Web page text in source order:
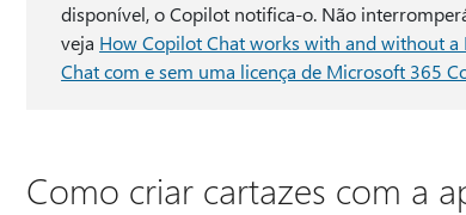
disponível, o Copilot notifica-o. Não
veja How Copilot Chat works with and without
Chat com e sem uma licença de Microsoft 365
Como criar cartazes com a